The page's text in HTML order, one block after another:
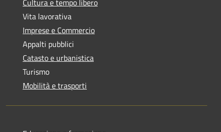
Cultura e tempo libero
Vita lavorativa
Imprese e Commercio
Appalti pubblici
Catasto e urbanistica
Turismo
Mobilità e trasporti